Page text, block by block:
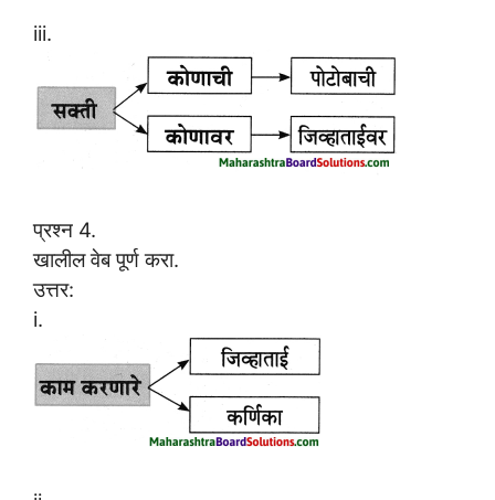
iii.
प्रश्न 4.
खालील वेब पूर्ण करा.
उत्तर:
i.